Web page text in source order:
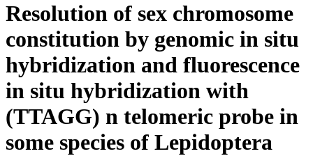
Resolution of sex chromosome
constitution by genomic in situ
hybridization and fluorescence
in situ hybridization with
(TTAGG) n telomeric probe in
some species of Lepidoptera